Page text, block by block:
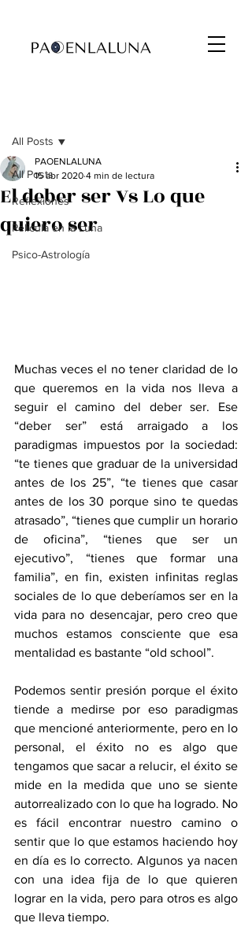
All Posts
Reflexiones
Película en la Luna
Psico-Astrología
All Posts
El deber ser Vs Lo que
quiero ser
PAOENLALUNA
15 abr 2020 4 min de lectura
Muchas veces el no tener claridad de lo
que queremos en la vida nos lleva a
seguir el camino del deber ser. Ese
“deber ser” está arraigado a los
paradigmas impuestos por la sociedad:
“te tienes que graduar de la universidad
antes de los 25”, “te tienes que casar
antes de los 30 porque sino te quedas
atrasado”, “tienes que cumplir un horario
de oficina”, “tienes que ser un
ejecutivo”, “tienes que formar una
familia”, en fin, existen infinitas reglas
sociales de lo que deberíamos ser en la
vida para no desencajar, pero creo que
muchos estamos consciente que esa
mentalidad es bastante “old school”.
Podemos sentir presión porque el éxito
tiende a medirse por eso paradigmas
que mencioné anteriormente, pero en lo
personal, el éxito no es algo que
tengamos que sacar a relucir, el éxito se
mide en la medida que uno se siente
autorrealizado con lo que ha logrado. No
es fácil encontrar nuestro camino o
sentir que lo que estamos haciendo hoy
en día es lo correcto. Algunos ya nacen
con una idea fija de lo que quieren
lograr en la vida, pero para otros es algo
que lleva tiempo.